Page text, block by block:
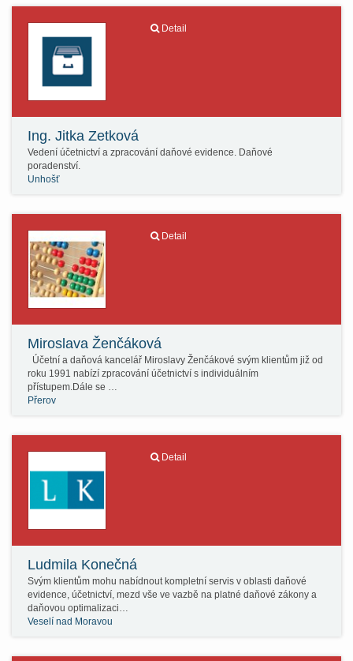
Detail
Ing. Jitka Zetková
Vedení účetnictví a zpracování daňové evidence. Daňové
poradenství.
Unhošť
Detail
Miroslava Ženčáková
Účetní a daňová kancelář Miroslavy Ženčákové svým klientům již od
roku 1991 nabízí zpracování účetnictví s individuálním
přístupem.Dále se …
Přerov
Detail
Ludmila Konečná
Svým klientům mohu nabídnout kompletní servis v oblasti daňové
evidence, účetnictví, mezd vše ve vazbě na platné daňové zákony a
daňovou optimalizaci…
Veselí nad Moravou